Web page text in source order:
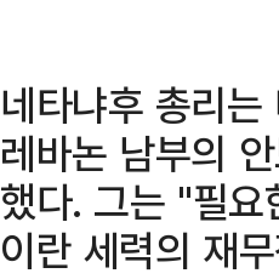
네타냐후 총리
레바논 남부의
했다. 그는 "필
이란 세력의 재